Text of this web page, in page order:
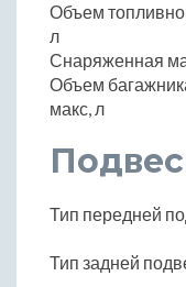
Объем
л
Снаряженная
Объем
макс, л
Тип передней
Тип задней